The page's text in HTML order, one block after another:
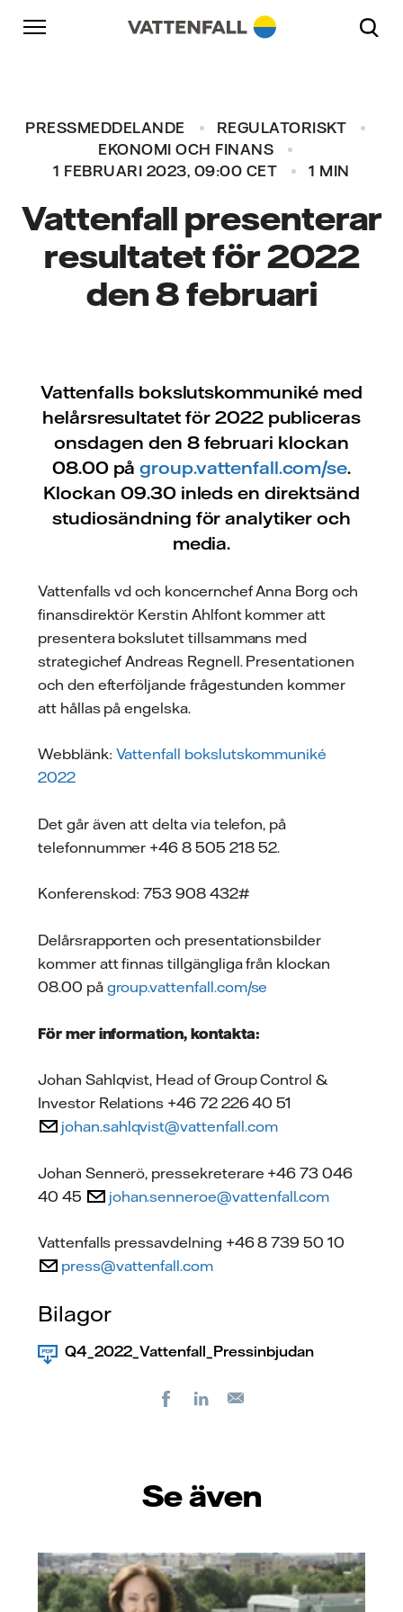
Skip to content
Gå till huvudnavigeringen
Gå till sidfoten
PRESSMEDDELANDE
REGULATORISKT
EKONOMI OCH FINANS
1 FEBRUARI 2023, 09:00 CET
1 MIN
Vattenfall presenterar
resultatet för 2022
den 8 februari
Vattenfalls bokslutskommuniké med
helårsresultatet för 2022 publiceras
onsdagen den 8 februari klockan
08.00 pågroup.vattenfall.com/se.
Klockan 09.30 inleds en direktsänd
studiosändning för analytiker och
media.
Vattenfalls vd och koncernchef Anna Borg och
finansdirektör Kerstin Ahlfont kommer att
presentera bokslutet tillsammans med
strategichef Andreas Regnell. Presentationen
och den efterföljande frågestunden kommer
att hållas på engelska.
Webblänk: Vattenfall bokslutskommuniké
2022
Det går även att delta via telefon, på
telefonnummer +46 8 505 218 52.
Konferenskod: 753 908 432#
Delårsrapporten och presentationsbilder
kommer att finnas tillgängliga från klockan
08.00 på group.vattenfall.com/se
För mer information, kontakta:
Johan Sahlqvist, Head of Group Control &
Investor Relations +46 72 226 40 51
johan.sahlqvist@vattenfall.com
Johan Sennerö, pressekreterare +46 73 046
40 45
johan.senneroe@vattenfall.com
Vattenfalls pressavdelning +46 8 739 50 10
press@vattenfall.com
Bilagor
Q4_2022_Vattenfall_Pressinbjudan
FacebookLinkedIn
Se även
Gå till huvudnavigeringen